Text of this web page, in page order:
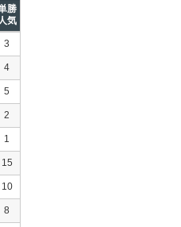
勝
気
3
4
5
2
1
15
10
8